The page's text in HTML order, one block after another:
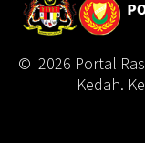
© 2026 Portal
Kedah.